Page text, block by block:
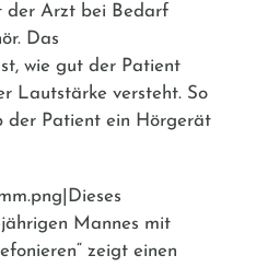
der Arzt bei Bedarf
Das
wie gut der Patient
Lautstärke versteht. So
der Patient ein Hörgerät
jährigen Mannes mit
zeigt einen